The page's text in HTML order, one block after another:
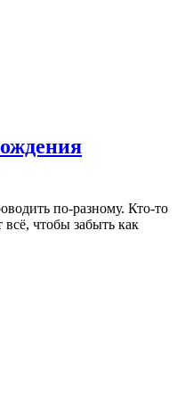
по-разному. Кто-то
всё, чтобы забыть как